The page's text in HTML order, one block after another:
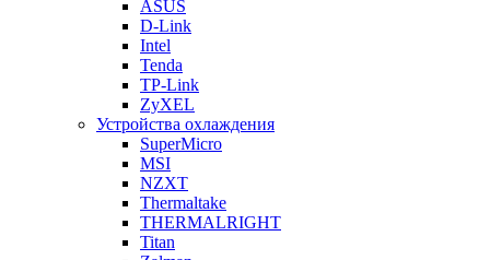
ASUS
D-Link
Intel
Tenda
TP-Link
ZyXEL
Устройства охлаждения
SuperMicro
MSI
NZXT
Thermaltake
THERMALRIGHT
Titan